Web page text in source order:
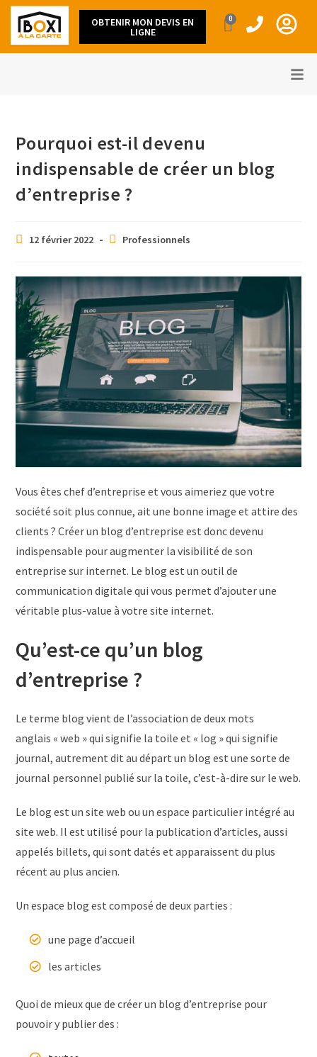
OBTENIR MON DEVIS EN
LIGNE
0
Pourquoi est-il devenu
indispensable de créer un blog
d’entreprise ?
12 février 2022 Professionnels
Vous êtes chef d’entreprise et vous aimeriez que votre
société soit plus connue, ait une bonne image et attire des
clients ? Créer un blog d’entreprise est donc devenu
indispensable pour augmenter la visibilité de son
entreprise sur internet. Le blog est un outil de
communication digitale qui vous permet d’ajouter une
véritable plus-value à votre site internet.
Qu’est-ce qu’un blog
d’entreprise ?
Le terme blog vient de l’association de deux mots
anglais « web » qui signifie la toile et « log » qui signifie
journal, autrement dit au départ un blog est une sorte de
journal personnel publié sur la toile, c’est-à-dire sur le web.
Le blog est un site web ou un espace particulier intégré au
site web. Il est utilisé pour la publication d’articles, aussi
appelés billets, qui sont datés et apparaissent du plus
récent au plus ancien.
Un espace blog est composé de deux parties :
une page d’accueil
les articles
Quoi de mieux que de créer un blog d’entreprise pour
pouvoir y publier des :